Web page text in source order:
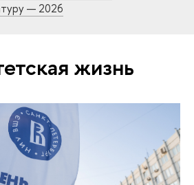
— 2026
жизнь